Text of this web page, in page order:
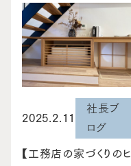
2025.2.11
社長ブ
ログ
【工務店の家づくりのヒ